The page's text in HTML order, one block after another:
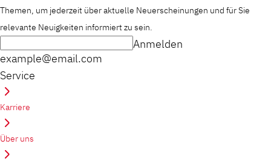
Themen, um jederzeit über aktuelle Neuerscheinungen und für Sie
relevante Neuigkeiten informiert zu sein.
example@email.com
Anmelden
Service
Karriere
Über uns